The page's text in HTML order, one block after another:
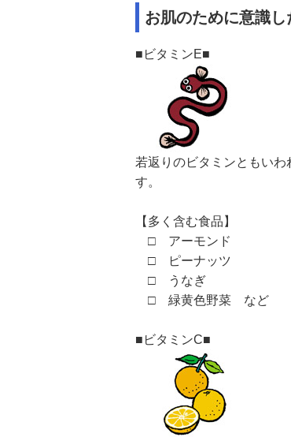
お肌のために意識
■ビタミンE■
若返りのビタミンともい
す。
【多く含む食品】
□ アーモンド
□ ピーナッツ
□ うなぎ
□ 緑黄色野菜 など
■ビタミンC■